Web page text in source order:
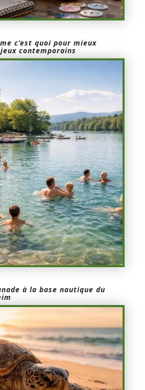
c’est quoi pour mieux
contemporains
à la base nautique du